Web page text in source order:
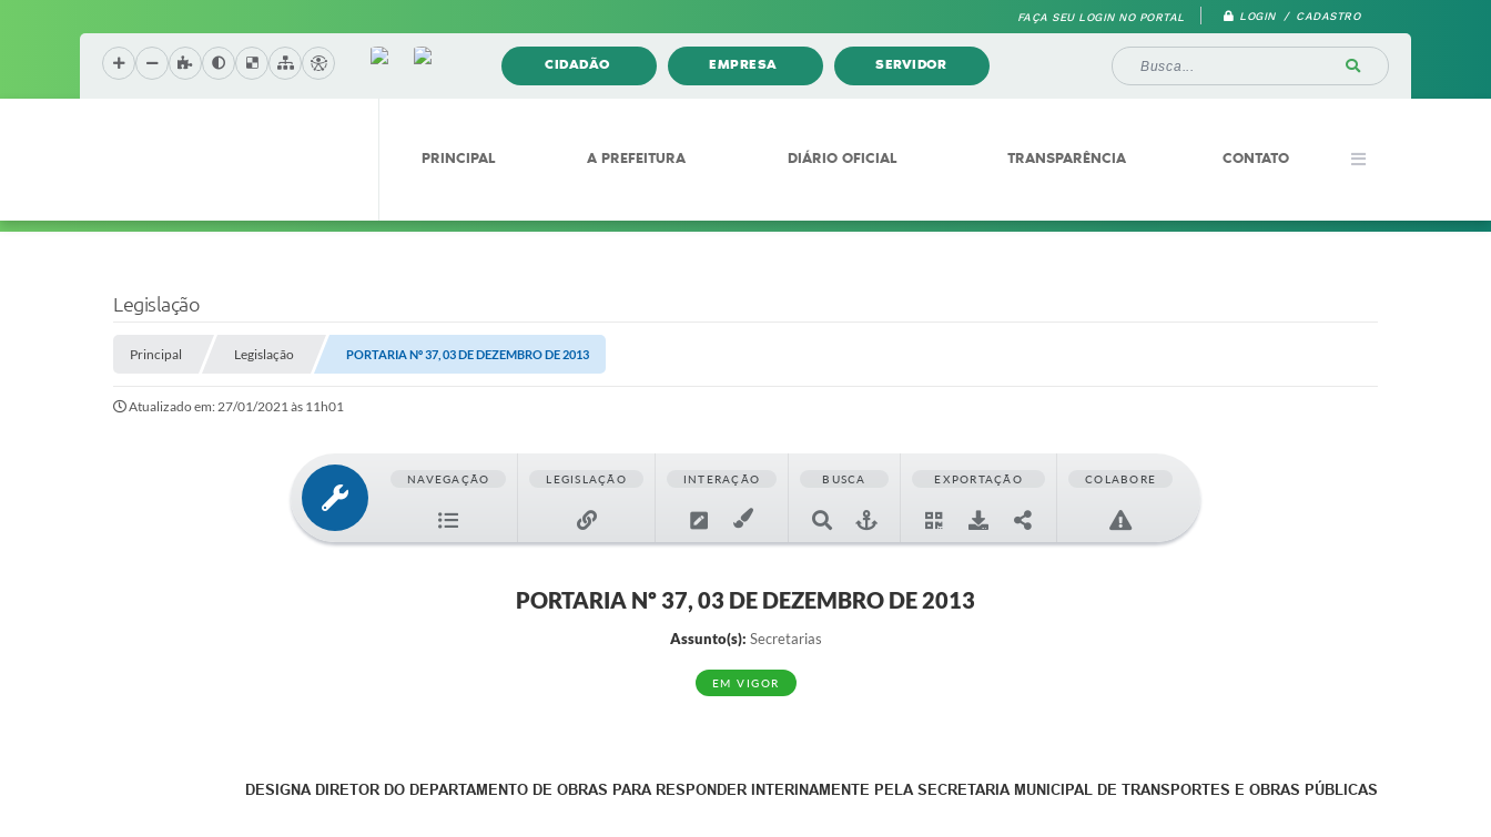
FAÇA SEU LOGIN NO PORTAL LOGIN / CADASTRO
CIDADÃO EMPRESA SERVIDOR
PRINCIPAL A PREFEITURA DIÁRIO OFICIAL TRANSPARÊNCIA CONTATO
Legislação
Principal Legislação PORTARIA Nº 37, 03 DE DEZEMBRO DE 2013
Atualizado em: 27/01/2021 às 11h01
NAVEGAÇÃO LEGISLAÇÃO INTERAÇÃO BUSCA EXPORTAÇÃO COLABORE
PORTARIA Nº 37, 03 DE DEZEMBRO DE 2013
Assunto(s): Secretarias
EM VIGOR
DESIGNA DIRETOR DO DEPARTAMENTO DE OBRAS PARA RESPONDER INTERINAMENTE PELA SECRETARIA MUNICIPAL DE TRANSPORTES E OBRAS PÚBLICAS